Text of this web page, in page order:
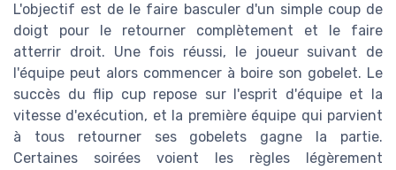
L'objectif est de le faire basculer d'un simple coup de
doigt pour le retourner complètement et le faire
atterrir droit. Une fois réussi, le joueur suivant de
l'équipe peut alors commencer à boire son gobelet. Le
succès du flip cup repose sur l'esprit d'équipe et la
vitesse d'exécution, et la première équipe qui parvient
à tous retourner ses gobelets gagne la partie.
Certaines soirées voient les règles légèrement